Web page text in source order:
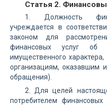
Статья 2.
1. Должность
учреждается в
законом для
финансовых услуг об
имущественного
организациям, оказавшим
обращения).
2. Для целей
потребителем финансовых